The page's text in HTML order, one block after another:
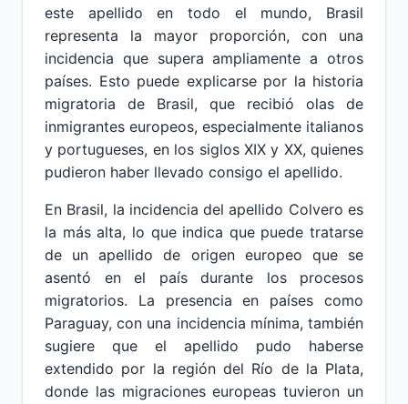
este apellido en todo el mundo, Brasil
representa la mayor proporción, con una
incidencia que supera ampliamente a otros
países. Esto puede explicarse por la historia
migratoria de Brasil, que recibió olas de
inmigrantes europeos, especialmente italianos
y portugueses, en los siglos XIX y XX, quienes
pudieron haber llevado consigo el apellido.
En Brasil, la incidencia del apellido Colvero es
la más alta, lo que indica que puede tratarse
de un apellido de origen europeo que se
asentó en el país durante los procesos
migratorios. La presencia en países como
Paraguay, con una incidencia mínima, también
sugiere que el apellido pudo haberse
extendido por la región del Río de la Plata,
donde las migraciones europeas tuvieron un